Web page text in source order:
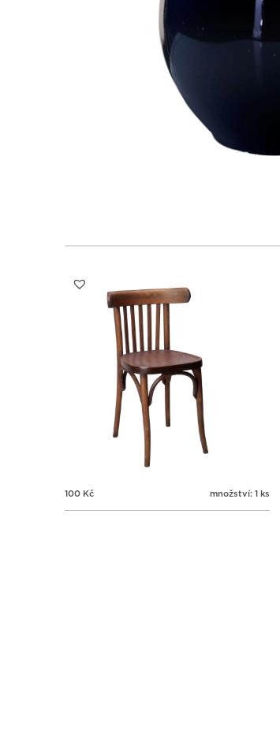
100 Kč množství: 1 ks